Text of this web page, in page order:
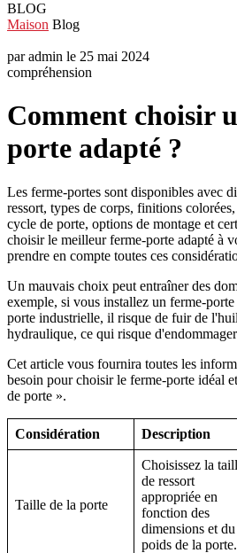
BLOG
Maison Blog
par admin le 25 mai 2024
compréhension
Comment choisir
porte adapté ?
Les ferme-portes sont disponibles avec
ressort, types de corps, finitions
cycle de porte, options de montage et
choisir le meilleur ferme-porte adapté à
prendre en compte toutes ces
Un mauvais choix peut entraîner des
exemple, si vous installez un ferme-
porte industrielle, il risque de fuir de
hydraulique, ce qui risque
Cet article vous fournira toutes les
besoin pour choisir le ferme-porte idéal
de porte ».
Considération Description
Taille de la porte
Choisissez la
de ressort
appropriée en
fonction des
dimensions et du
poids de la porte.